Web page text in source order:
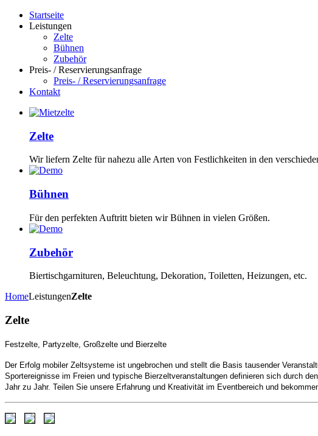
Startseite
Leistungen
Zelte
Bühnen
Zubehör
Preis- / Reservierungsanfrage
Preis- / Reservierungsanfrage
Kontakt
Zelte
Wir liefern Zelte für nahezu alle Arten von Festlichkeiten in den
Bühnen
Für den perfekten Auftritt bieten wir Bühnen in vielen Größen.
Zubehör
Biertischgarnituren, Beleuchtung, Dekoration, Toiletten, Heizungen, etc.
HomeLeistungenZelte
Zelte
Festzelte, Partyzelte, Großzelte und Bierzelte
Der Erfolg mobiler Zeltsysteme ist ungebrochen und stellt die Basis tausender
Sportereignisse im Freien und typische Bierzeltveranstaltungen definieren sich durch
Jahr zu Jahr. Teilen Sie unsere Erfahrung und Kreativität im Eventbereich und